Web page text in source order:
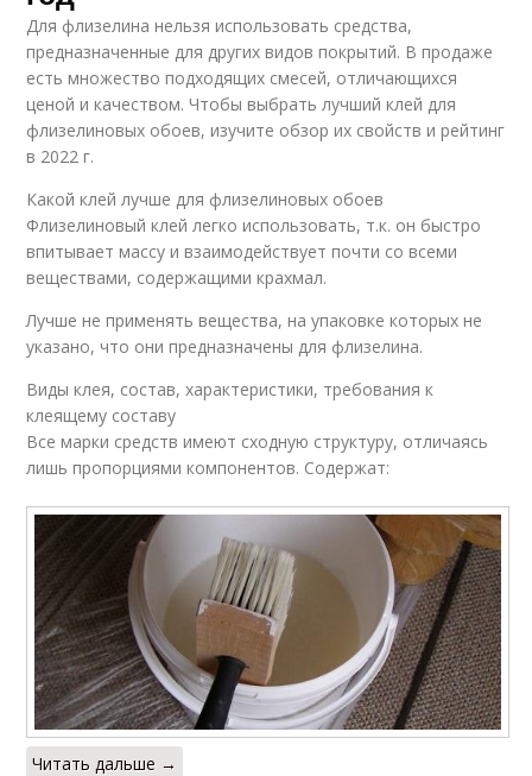
Для флизелина нельзя использовать средства,
предназначенные для других видов покрытий. В продаже
есть множество подходящих смесей, отличающихся
ценой и качеством. Чтобы выбрать лучший клей для
флизелиновых обоев, изучите обзор их свойств и рейтинг
в 2022 г.
Какой клей лучше для флизелиновых обоев
Флизелиновый клей легко использовать, т.к. он быстро
впитывает массу и взаимодействует почти со всеми
веществами, содержащими крахмал.
Лучше не применять вещества, на упаковке которых не
указано, что они предназначены для флизелина.
Виды клея, состав, характеристики, требования к
клеящему составу
Все марки средств имеют сходную структуру, отличаясь
лишь пропорциями компонентов. Содержат:
Читать дальше →